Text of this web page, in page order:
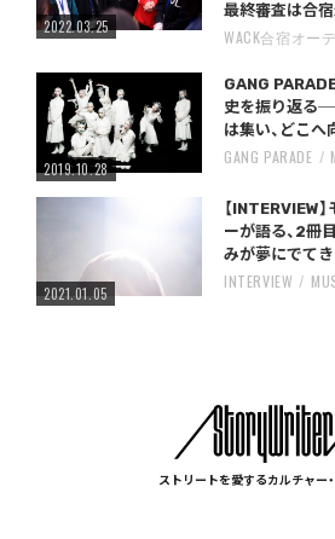
2022.03.25
最終審査は合
WACK合宿オー
2019.10.28
GANG
史を振り返る
は集い、どこへ
GANG PARADE
2021.01.05
【INTERVIEW
ーが語る、2冊
みが夢にでてき
INTERVIEW
ストリートを愛するカルチャー